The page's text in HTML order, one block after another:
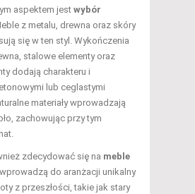
aspektem jestwybór
z metalu, drewna oraz skóry
się w ten styl. Wykończenia
stalowe elementy oraz
dodają charakteru i
lub ceglastymi
materiały wprowadzają
zachowując przy tym
zdecydować się na meble
do aranżacji unikalny
z przeszłości, takie jak stary